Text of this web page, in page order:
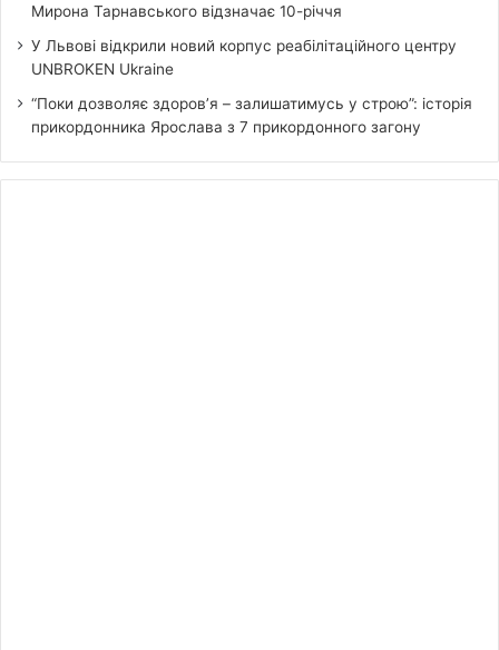
Мирона Тарнавського відзначає 10-річчя
У Львові відкрили новий корпус реабілітаційного центру
UNBROKEN Ukraine
“Поки дозволяє здоров’я – залишатимусь у строю”: історія
прикордонника Ярослава з 7 прикордонного загону